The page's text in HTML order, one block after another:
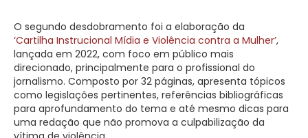
O segundo desdobramento foi a elaboração da
‘Cartilha Instrucional Mídia e Violência contra a Mulher’,
lançada em 2022, com foco em público mais
direcionado, principalmente para o profissional do
jornalismo. Composto por 32 páginas, apresenta tópicos
como legislações pertinentes, referências bibliográficas
para aprofundamento do tema e até mesmo dicas para
uma redação que não promova a culpabilização da